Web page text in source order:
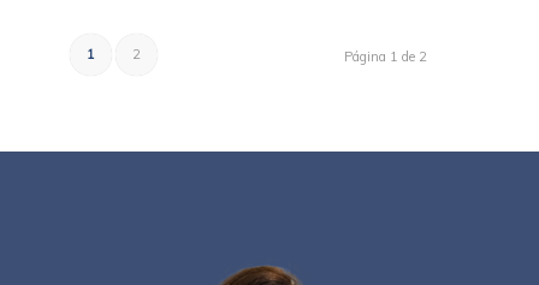
Página 1 de 2
1 2